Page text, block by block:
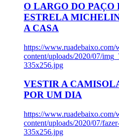
O LARGO DO PAÇO
ESTRELA
A CASA
https://www.ruadebaixo.com/
content/uploads/2020/07/
335x256.jpg
VESTIR A
POR UM DIA
https://www.ruadebaixo.com/
content/uploads/2020/07/
335x256.jpg